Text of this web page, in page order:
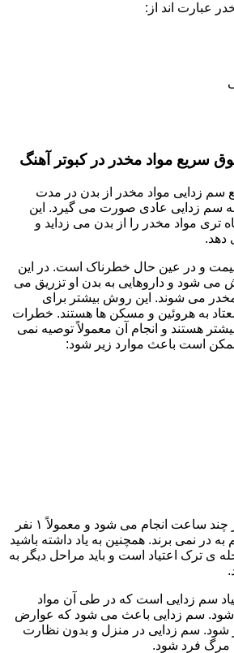
عبارت اند از:
سریع مواد مخدر در کبوتر آهنگ
زدایی مواد مخدر از بدن در مدت
سم زدایی عادی صورت می گیرد. این
مواد مخدر را از بدن می زداید و
دهد.
و در عین حال خطرناک است. در این
می شود و داروهایی به بدن او تزریق می
می شوند. این روش بیشتر برای
به هروئین و مسکن ها هستند. خطرات
هستند و انجام آن معمولاً توصیه نمی
است باعث موارد زیر شود:
سم زدایی فوق سریع در چند ساعت انجام می شود و معمولاً ۱ نفر
سالم به در نمی برند. همچنین به یاد داشته باشید
ی ترک اعتیاد است و باید مراحل دیگر به
سم زدایی است که در طی آن مواد
شود. سم زدایی باعث می شود که عوارض
شود. سم زدایی در منزل و بدون نظارت
مرگ فرد شود.